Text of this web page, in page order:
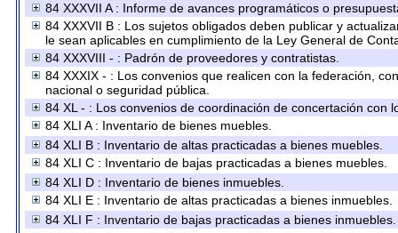
84 XXXVII A : Informe de avances programáticos o
84 XXXVII B : Los sujetos obligados deben publicar y
le sean aplicables en cumplimiento de la Ley General de
84 XXXVIII - : Padrón de proveedores y contratistas.
84 XXXIX - : Los convenios que realicen con la federación,
nacional o seguridad pública.
84 XL - : Los convenios de coordinación de concertación con
84 XLI A : Inventario de bienes muebles.
84 XLI B : Inventario de altas practicadas a bienes muebles.
84 XLI C : Inventario de bajas practicadas a bienes muebles.
84 XLI D : Inventario de bienes inmuebles.
84 XLI E : Inventario de altas practicadas a bienes inmuebles.
84 XLI F : Inventario de bajas practicadas a bienes inmuebles.